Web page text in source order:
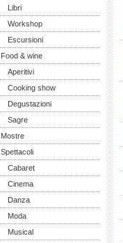
Libri
Workshop
Escursioni
Food & wine
Aperitivi
Cooking show
Degustazioni
Sagre
Mostre
Spettacoli
Cabaret
Cinema
Danza
Moda
Musical